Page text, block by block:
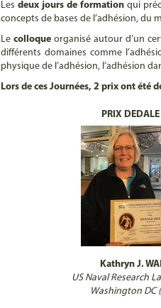
Les deux jours de formation qui
concepts de bases de l’adhésion, du
Lecolloqueorganisé autour d’un
différents domaines comme
physique de l’adhésion, l’adhésion
Lors de ces Journées, 2 prix ont été
PRIX DEDALE
Kathryn J.
US Naval Research
Washington DC